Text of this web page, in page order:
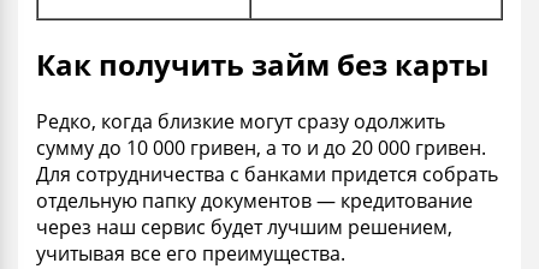
Как получить займ без карты
Редко, когда близкие могут сразу одолжить
сумму до 10 000 гривен, а то и до 20 000 гривен.
Для сотрудничества с банками придется собрать
отдельную папку документов — кредитование
через наш сервис будет лучшим решением,
учитывая все его преимущества.